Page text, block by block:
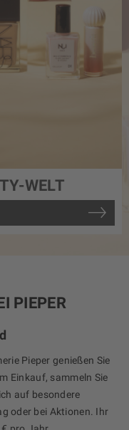
WELT
PIEPER
Pieper genießen Sie
Einkauf, sammeln Sie
auf besondere
oder bei Aktionen. Ihr